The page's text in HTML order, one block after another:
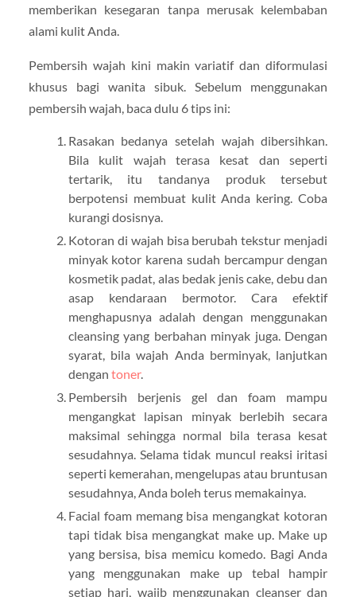
memberikan kesegaran tanpa merusak kelembaban
alami kulit Anda.
Pembersih wajah kini makin variatif dan diformulasi
khusus bagi wanita sibuk. Sebelum menggunakan
pembersih wajah, baca dulu 6 tips ini:
Rasakan bedanya setelah wajah dibersihkan.
Bila kulit wajah terasa kesat dan seperti
tertarik, itu tandanya produk tersebut
berpotensi membuat kulit Anda kering. Coba
kurangi dosisnya.
Kotoran di wajah bisa berubah tekstur menjadi
minyak kotor karena sudah bercampur dengan
kosmetik padat, alas bedak jenis cake, debu dan
asap kendaraan bermotor. Cara efektif
menghapusnya adalah dengan menggunakan
cleansing yang berbahan minyak juga. Dengan
syarat, bila wajah Anda berminyak, lanjutkan
dengan toner.
Pembersih berjenis gel dan foam mampu
mengangkat lapisan minyak berlebih secara
maksimal sehingga normal bila terasa kesat
sesudahnya. Selama tidak muncul reaksi iritasi
seperti kemerahan, mengelupas atau bruntusan
sesudahnya, Anda boleh terus memakainya.
Facial foam memang bisa mengangkat kotoran
tapi tidak bisa mengangkat make up. Make up
yang bersisa, bisa memicu komedo. Bagi Anda
yang menggunakan make up tebal hampir
setiap hari, wajib menggunakan cleanser dan